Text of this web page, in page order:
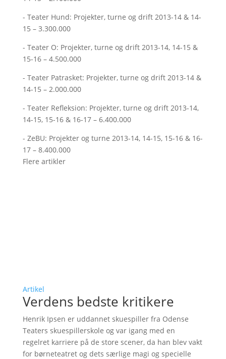
- Teater Hund: Projekter, turne og drift 2013-14 & 14-
15 – 3.300.000
- Teater O: Projekter, turne og drift 2013-14, 14-15 &
15-16 – 4.500.000
- Teater Patrasket: Projekter, turne og drift 2013-14 &
14-15 – 2.000.000
- Teater Refleksion: Projekter, turne og drift 2013-14,
14-15, 15-16 & 16-17 – 6.400.000
- ZeBU: Projekter og turne 2013-14, 14-15, 15-16 & 16-
17 – 8.400.000
Flere artikler
Artikel
Verdens bedste kritikere
Henrik Ipsen er uddannet skuespiller fra Odense
Teaters skuespillerskole og var igang med en
regelret karriere på de store scener, da han blev vakt
for børneteatret og dets særlige magi og specielle